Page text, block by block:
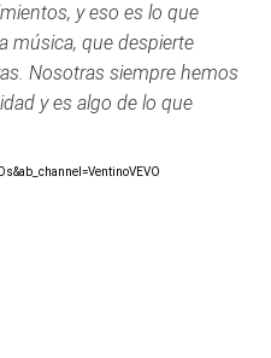
y eso es lo que
música, que despierte
Nosotras siempre hemos
y es algo de lo que